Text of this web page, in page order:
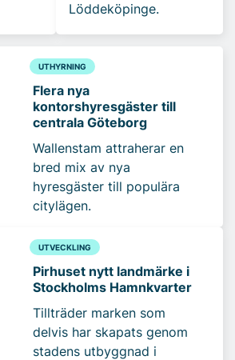
Löddeköpinge.
UTHYRNING
Flera nya
kontorshyresgäster till
centrala Göteborg
Wallenstam attraherar en
bred mix av nya
hyresgäster till populära
citylägen.
UTVECKLING
Pirhuset nytt landmärke i
Stockholms Hamnkvarter
Tillträder marken som
delvis har skapats genom
stadens utbyggnad i